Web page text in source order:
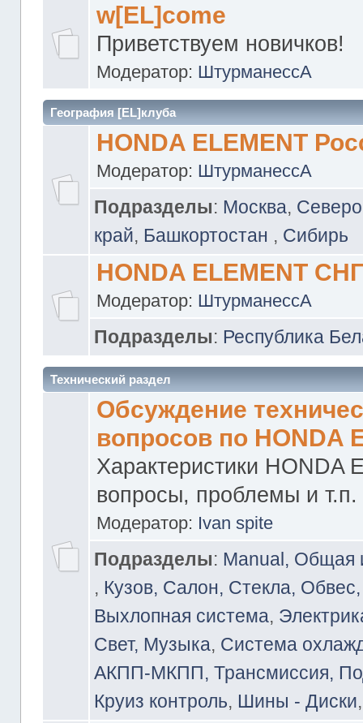
w[EL]come
Приветствуем новичков!
Модератор: ШтурманессА
География [EL]клуба
HONDA ELEMENT
Модератор: ШтурманессА
Подразделы: Москва,
край, Башкортостан , Сибирь
HONDA ELEMENT
Модератор: ШтурманессА
Подразделы: Республика
Технический раздел
Обсуждение
вопросов по HONDA
Характеристики HONDA
вопросы, проблемы и т.п.
Модератор: Ivan spite
Подразделы: Manual,
, Кузов, Салон, Стекла,
Выхлопная система,
Свет, Музыка, Система
АКПП-МКПП, Трансмиссия,
Круиз контроль, Шины - Диски